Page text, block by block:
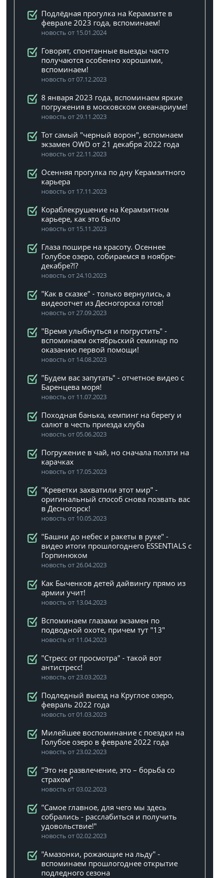
Подлёдная прогулка на Керамзите в
феврале 2023 года, вспоминаем!
новость от 15.01.2024
Говорят, спонтанные выезды часто
получаются особенно хорошими,
вспоминаем!
новость от 07.12.2023
8 января 2023 года, вспоминаем яркие
погружения в московском океанариуме!
новость от 29.11.2023
Тот самый "черный ворон", вспомнаем
экзамен OWD от 21 декабря 2022 года
новость от 22.11.2023
Осенняя прогулка по дну Керамзитного
карьера
новость от 17.11.2023
Кораблекрушение на Керамзитном
карьере, как это было
новость от 15.11.2023
Глаза пошире на красоту. Осеннее
Голубое озеро, собираемся в ноябре-
декабре?!?
новость от 24.10.2023
"Как в сказке" - только вернулись, а
видеоотчет из Десногорска готов!
новость от 27.09.2023
"Время улыбнуться и погрустить" -
вспоминаем октябрьский семинар по
оказанию первой помощи!
новость от 14.08.2023
"Будем вас запутать" - отчетное видео с
Баренцева моря!
новость от 11.07.2023
Походная банька, кемпинг на берегу и
салют в честь приезда клуба
новость от 05.06.2023
Погружение в чай, но сначала ползти на
карачках
новость от 17.05.2023
"Креветки захватили этот мир" -
оригинальный способ снова позвать вас
в Десногорск!
новость от 10.05.2023
"Башни до небес и ракеты в руке" -
видео итоги прошлогоднего ESSENTIALS с
Горпинюком
новость от 26.04.2023
Как Быченков детей дайвингу прямо из
армии учит!
новость от 13.04.2023
Вспоминаем глазами экзамен по
подводной охоте, причем тут "13"
новость от 11.04.2023
"Стресс от просмотра" - такой вот
антистресс!
новость от 23.03.2023
Подледный выезд на Круглое озеро,
февраль 2022 года
новость от 01.03.2023
Милейшее воспоминание с поездки на
Голубое озеро в феврале 2022 года
новость от 23.02.2023
"Это не развлечение, это – борьба со
страхом"
новость от 03.02.2023
"Самое главное, для чего мы здесь
собрались - расслабиться и получить
удовольствие!"
новость от 02.02.2023
"Амазонки, рожающие на льду" -
вспоминаем прошлогоднее открытие
подледного сезона